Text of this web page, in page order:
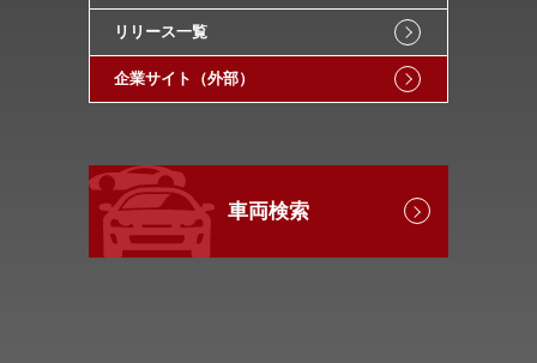
リリース一覧
企業サイト（外部）
車両検索